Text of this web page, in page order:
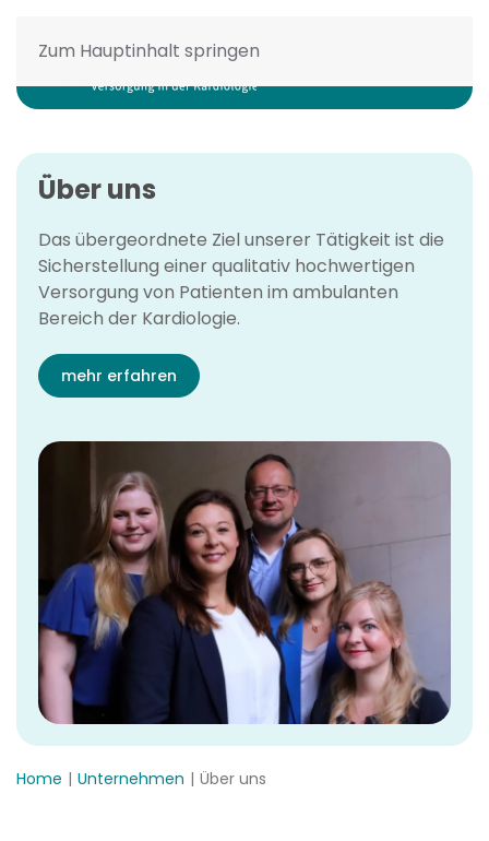
Zum Hauptinhalt springen
Über uns
Das übergeordnete Ziel unserer Tätigkeit ist die
Sicherstellung einer qualitativ hochwertigen
Versorgung von Patienten im ambulanten
Bereich der Kardiologie.
mehr erfahren
Home Unternehmen Über uns